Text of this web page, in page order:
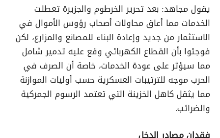
يقول مجاهد: بعد تحرير الخرطوم والجزيرة تعطلت
الخدمات مما أعاق محاولات أصحاب رؤوس الأموال في
الاستثمار من جديد وإعادة البناء للمصانع والمزارع، لكن
فوجئوا بأن القطاع الكهربائي وقع عليه تدمير شامل
مما سيؤثر على عودة الخدمات، خاصة أن الصرف في
الحرب موجه للترتيبات العسكرية حسب أوليات الموازنة
مما يثقل كاهل الخزينة التي تعتمد الرسوم الجمركية
والضرائب.